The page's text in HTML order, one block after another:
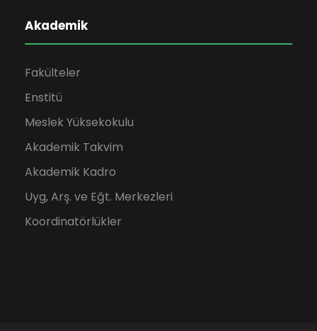
Akademik
Fakülteler
Enstitü
Meslek Yüksekokulu
Akademik Takvim
Akademik Kadro
Uyg, Arş. ve Eğt. Merkezleri
Koordinatörlükler